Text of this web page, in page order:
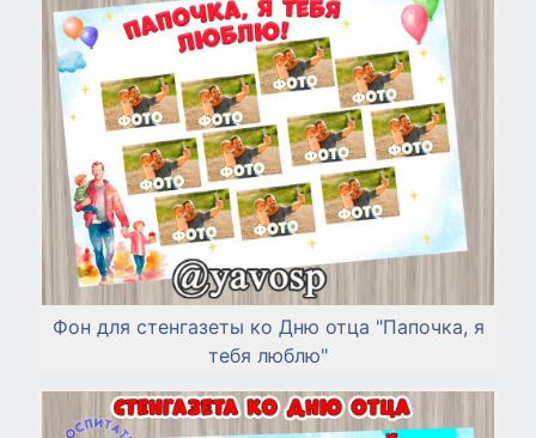
Фон для стенгазеты ко Дню отца "Папочка, я
тебя люблю"